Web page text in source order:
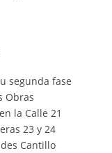
segunda fase
Obras
la Calle 21
23 y 24
Cantillo